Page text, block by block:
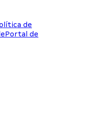
de
Portal de